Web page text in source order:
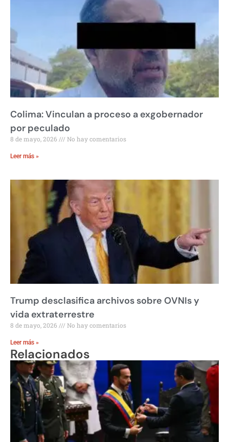
Colima: Vinculan a proceso a exgobernador
por peculado
8 de mayo, 2026 No hay comentarios
Leer más »
Trump desclasifica archivos sobre OVNIs y
vida extraterrestre
8 de mayo, 2026 No hay comentarios
Leer más »
Relacionados